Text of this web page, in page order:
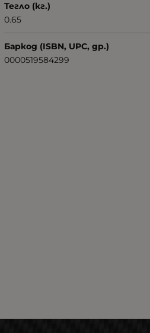
Тегло (кг.)
0.65
Баркод (ISBN, UPC, др.)
0000519584299